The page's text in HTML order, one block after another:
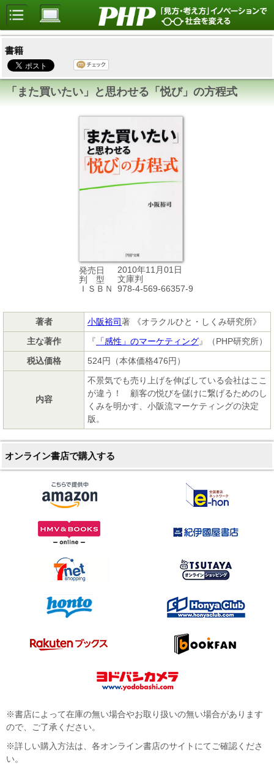
書籍
「また買いたい」と思わせる「悦び」の方程式
発売日
2010年11月01日
判 型
文庫判
ＩＳＢＮ
978-4-569-66357-9
著者 小阪裕司著 《オラクルひと・しくみ研究所》
主な著作
『 「感性」のマーケティング』（PHP研究所）
税込価格
524円（本体価格476円）
内容
不景気でも売り上げを伸ばしている会社はここ
が違う！ 顧客の悦びを儲けに繋げるためのし
くみを明かす、小阪流マーケティングの決定
版。
オンライン書店で購入する
※書店によって在庫の無い場合やお取り扱いの無い場合があります
ので、ご了承ください。
※詳しい購入方法は、各オンライン書店のサイトにてご確認くださ
い。